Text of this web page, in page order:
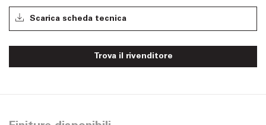
Scarica scheda tecnica
Trova il rivenditore